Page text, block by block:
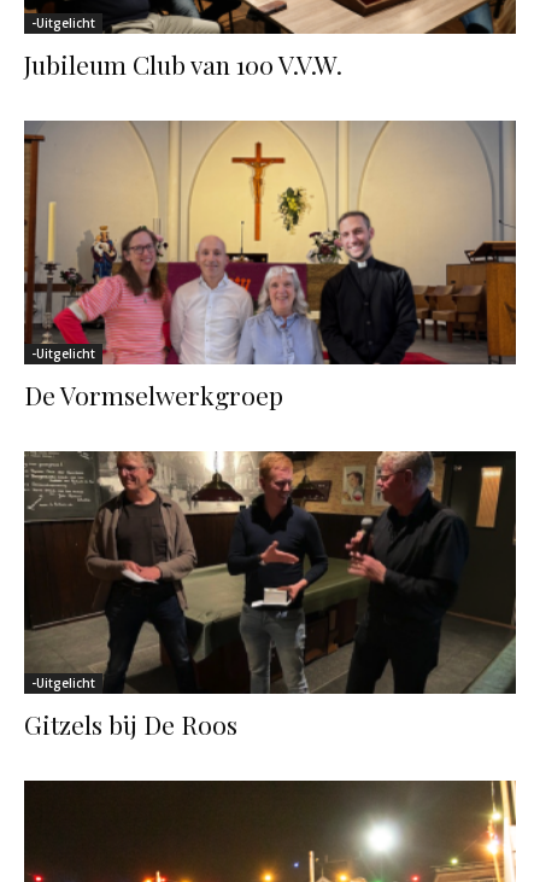
-Uitgelicht
Jubileum Club van 100 V.V.W.
-Uitgelicht
De Vormselwerkgroep
-Uitgelicht
Gitzels bij De Roos